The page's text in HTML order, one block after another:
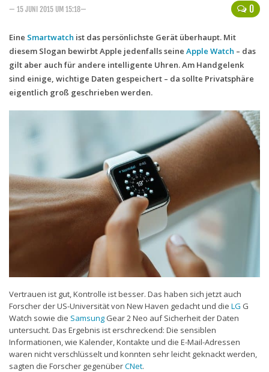
Handytarife
Smartphonetarife
Datentarife
o2
Smartphonetarife
Flatrate-Prepaidtarife
Mobilfunk-Vergleichsrechner
Mobilfunk-Tarifrechner
Flatrate-Datentarife
0
— 15 JUNI 2015 UM 15:18—
Eine Smartwatch ist das persönlichste Gerät überhaupt. Mit
diesem Slogan bewirbt Apple jedenfalls seine Apple Watch – das
gilt aber auch für andere intelligente Uhren. Am Handgelenk
sind einige, wichtige Daten gespeichert – da sollte Privatsphäre
eigentlich groß geschrieben werden.
Vertrauen ist gut, Kontrolle ist besser. Das haben sich jetzt auch
Forscher der US-Universität von New Haven gedacht und die LG G
Watch sowie die Samsung Gear 2 Neo auf Sicherheit der Daten
untersucht. Das Ergebnis ist erschreckend: Die sensiblen
Informationen, wie Kalender, Kontakte und die E-Mail-Adressen
waren nicht verschlüsselt und konnten sehr leicht geknackt werden,
sagten die Forscher gegenüberCNet.